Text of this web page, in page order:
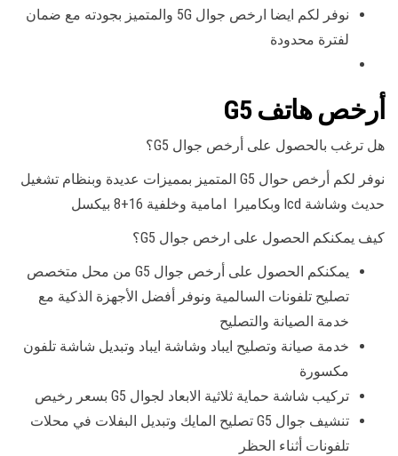
نوفر لكم ايضا ارخص جوال 5G والمتميز بجودته مع ضمان
لفترة محدودة
أرخص هاتف G5
هل ترغب بالحصول على أرخص جوال G5؟
نوفر لكم أرخص حوال G5 المتميز بمميزات عديدة وبنظام تشغيل
حديث وشاشة lcd وبكاميرا امامية وخلفية 16+8 بيكسل
كيف يمكنكم الحصول على ارخص جوال G5؟
يمكنكم الحصول على أرخص جوال G5 من محل متخصص
تصليح تلفونات السالمية ونوفر أفضل الأجهزة الذكية مع
خدمة الصيانة والتصليح
خدمة صيانة وتصليح ايباد وشاشة ايباد وتبديل شاشة تلفون
مكسورة
تركيب شاشة حماية ثلاثية الابعاد لجوال G5 بسعر رخيص
تنشيف جوال G5 تصليح المايك وتبديل البفلات في محلات
تلفونات أثناء الحظر